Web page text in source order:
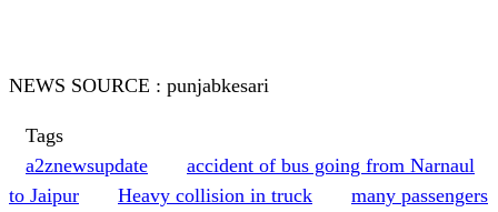
NEWS SOURCE : punjabkesari
Tags
a2znewsupdate
accident of bus going from Narnaul
to Jaipur
Heavy collision in truck
many passengers